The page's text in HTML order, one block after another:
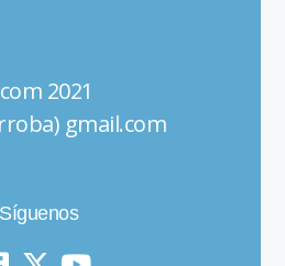
2021
gmail.com
Síguenos